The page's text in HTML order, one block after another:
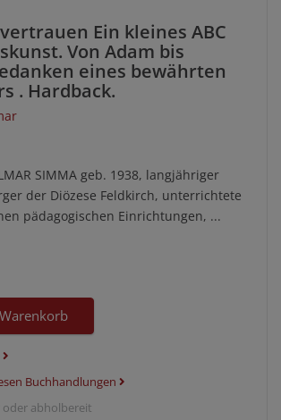
Ein kleines ABC
Von Adam bis
eines bewährten
. Hardback.
SIMMA geb. 1938, langjähriger
der Diözese Feldkirch, unterrichtete
pädagogischen Einrichtungen, ...
Buchhandlungen
abholbereit